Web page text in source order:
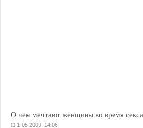
О чем мечтают женщины во время секса
1-05-2009, 14:06